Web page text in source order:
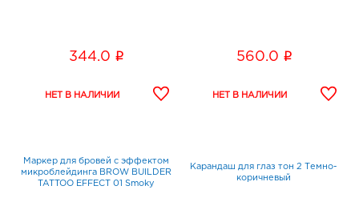
344.0 i 560.0 i
Маркер для бровей c эффектом
микроблейдинга BROW BUILDER
TATTOO EFFECT 01 Smoky
Карандаш для глаз тон 2 Темно-
коричневый